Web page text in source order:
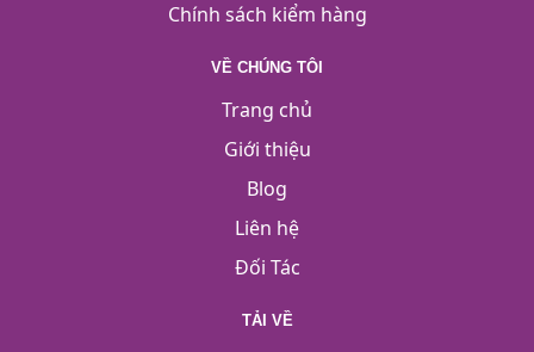
Chính sách kiểm hàng
VỀ CHÚNG TÔI
Trang chủ
Giới thiệu
Blog
Liên hệ
Đối Tác
TẢI VỀ